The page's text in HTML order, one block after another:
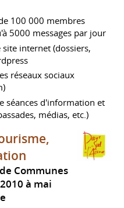
100 000 membres
5000 messages par jour
internet (dossiers,
réseaux sociaux
séances d'information et
médias, etc.)
Communes
à mai